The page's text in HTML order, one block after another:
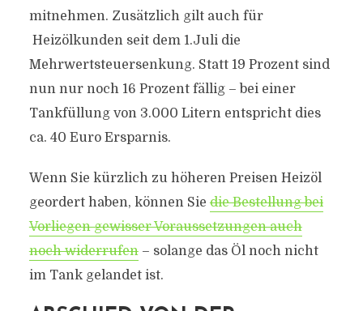
mitnehmen. Zusätzlich gilt auch für
Heizölkunden seit dem 1.Juli die
Mehrwertsteuersenkung. Statt 19 Prozent sind
nun nur noch 16 Prozent fällig – bei einer
Tankfüllung von 3.000 Litern entspricht dies
ca. 40 Euro Ersparnis.
Wenn Sie kürzlich zu höheren Preisen Heizöl
geordert haben, können Siedie Bestellung bei
Vorliegen gewisser Voraussetzungen auch
noch widerrufen– solange das Öl noch nicht
im Tank gelandet ist.